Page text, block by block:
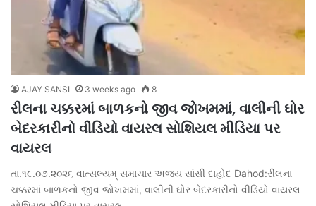
AJAY SANSI 3 weeks ago 8
રીલના ચક્કરમાં બાળકનો જીવ જોખમમાં, વાલીની ઘોર
બેદરકારીનો વીડિયો વાયરલ સોશિયલ મીડિયા પર
વાયરલ
તા.૧૯.૦૭.૨૦૨૬ વાત્સલ્યમ્ સમાચાર અજય સાંસી દાહોદ Dahod:રીલના
ચક્કરમાં બાળકનો જીવ જોખમમાં, વાલીની ઘોર બેદરકારીનો વીડિયો વાયરલ